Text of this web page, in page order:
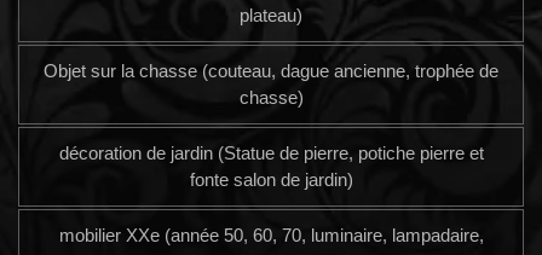
plateau)
Objet sur la chasse (couteau, dague ancienne, trophée de
chasse)
décoration de jardin (Statue de pierre, potiche pierre et
fonte salon de jardin)
mobilier XXe (année 50, 60, 70, luminaire, lampadaire,